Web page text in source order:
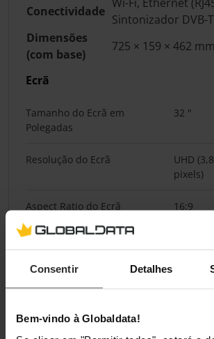
Consentir Detalhes
Bem-vindo à Globaldata!
Conectividade
Sintonizador DVB-
Dimensões
(com base)
725 × 159 × 462 mm
Ecrã
Tamanho do Ecrã em
Polegadas
32 "
Resolução do Ecrã
UHD
pixels)
Aspect Ratio do Ecrã 16:9
Tipo de Painel de Ecrã
Classificações